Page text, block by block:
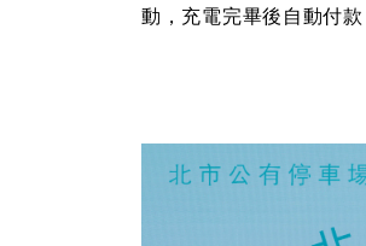
動，充電完畢後自動付